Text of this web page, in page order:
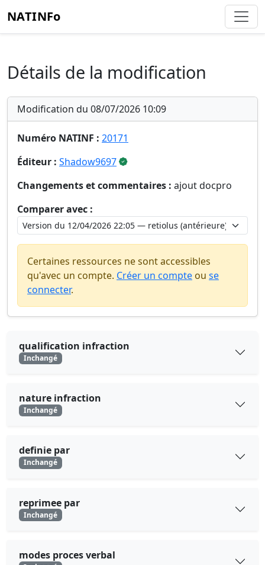
NATINFo
Détails de la modification
Modification du 08/07/2026 10:09
Numéro NATINF : 20171
Éditeur : Shadow9697
Changements et commentaires : ajout docpro
Comparer avec :
Certaines ressources ne sont accessibles
qu'avec un compte. Créer un compte ou se
connecter.
qualification infraction
Inchangé
nature infraction
Inchangé
definie par
Inchangé
reprimee par
Inchangé
modes proces verbal